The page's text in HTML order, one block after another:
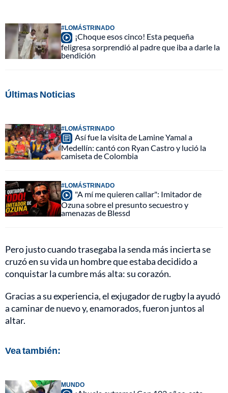
#LOMÁSTRINADO
¡Choque esos cinco! Esta pequeña
feligresa sorprendió al padre que iba a darle la
bendición
Últimas Noticias
#LOMÁSTRINADO
Así fue la visita de Lamine Yamal a
Medellín: cantó con Ryan Castro y lució la
camiseta de Colombia
#LOMÁSTRINADO
"A mí me quieren callar": Imitador de
Ozuna sobre el presunto secuestro y
amenazas de Blessd
Pero justo cuando trasegaba la senda más incierta se
cruzó en su vida un hombre que estaba decidido a
conquistar la cumbre más alta: su corazón.
Gracias a su experiencia, el exjugador de rugby la ayudó
a caminar de nuevo y, enamorados, fueron juntos al
altar.
Vea también:
MUNDO